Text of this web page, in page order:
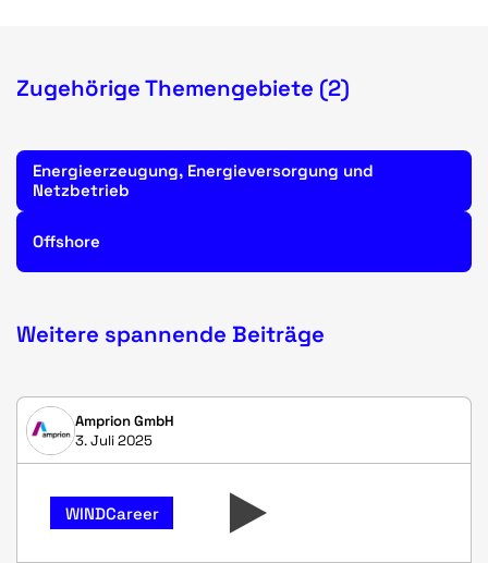
Zugehörige Themengebiete (2)
Energieerzeugung, Energieversorgung und
Netzbetrieb
Offshore
Weitere spannende Beiträge
Amprion GmbH
3. Juli 2025
WINDCareer